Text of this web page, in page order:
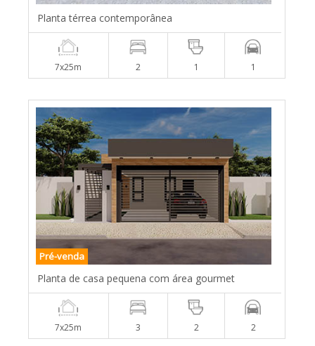
Planta térrea contemporânea
7x25m 2 1 1
Pré-venda
Planta de casa pequena com área gourmet
7x25m 3 2 2